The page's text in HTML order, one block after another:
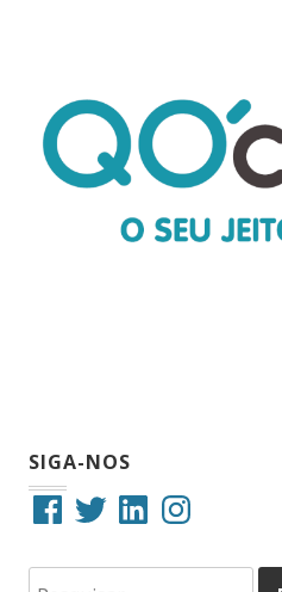
SIGA-NOS
FacebookTwitterLinkedInInstagram